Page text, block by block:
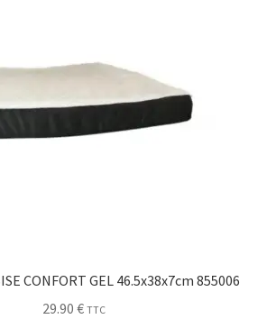
CONFORT GEL 46.5x38x7cm 855006
29.90 € TTC